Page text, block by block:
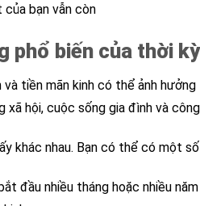
của bạn vẫn còn
phổ biến của thời
tiền mãn kinh có thể ảnh
xã hội, cuộc sống gia đình và
khác nhau. Bạn có thể có một
đầu nhiều tháng hoặc nhiều